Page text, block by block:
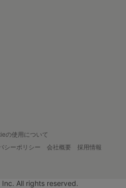
の使用について
シーポリシー 会社概要
採用情報
All rights reserved.